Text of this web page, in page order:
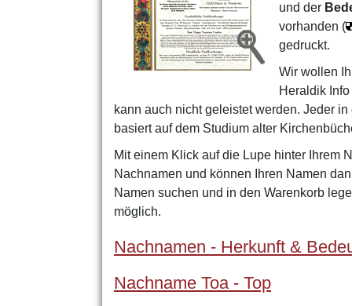
und der
vorhanden (
gedruckt.
Wir wollen
Heraldik
kann auch nicht geleistet werden. Jeder
basiert auf dem Studium alter
Mit einem Klick auf die Lupe hinter Ihrem
Nachnamen und können Ihren Namen
Namen suchen und in den Warenkorb
möglich.
Nachnamen - Herkunft &
Nachname Toa - Top